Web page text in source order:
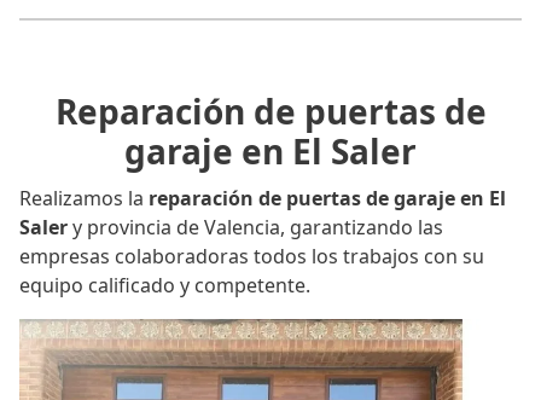
Reparación de puertas de
garaje en El Saler
Realizamos la reparación de puertas de garaje en El
Salery provincia de Valencia, garantizando las
empresas colaboradoras todos los trabajos con su
equipo calificado y competente.